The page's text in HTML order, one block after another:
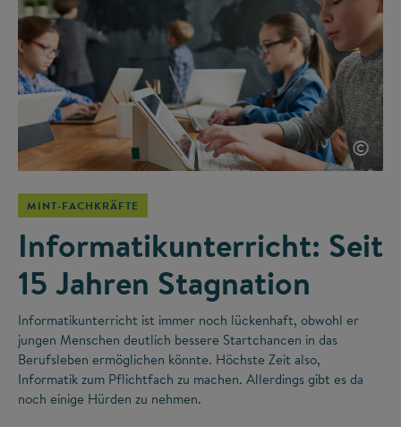
©
MINT-FACHKRÄFTE
Informatikunterricht: Seit
15 Jahren Stagnation
Informatikunterricht ist immer noch lückenhaft, obwohl er
jungen Menschen deutlich bessere Startchancen in das
Berufsleben ermöglichen könnte. Höchste Zeit also,
Informatik zum Pflichtfach zu machen. Allerdings gibt es da
noch einige Hürden zu nehmen.